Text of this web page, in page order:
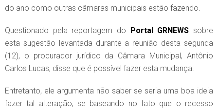
do ano como outras câmaras municipais estão fazendo.
Questionado pela reportagem do Portal GRNEWS sobre
esta sugestão levantada durante a reunião desta segunda
(12), o procurador jurídico da Câmara Municipal, Antônio
Carlos Lucas, disse que é possível fazer esta mudança.
Entretanto, ele argumenta não saber se seria uma boa ideia
fazer tal alteração, se baseando no fato que o recesso